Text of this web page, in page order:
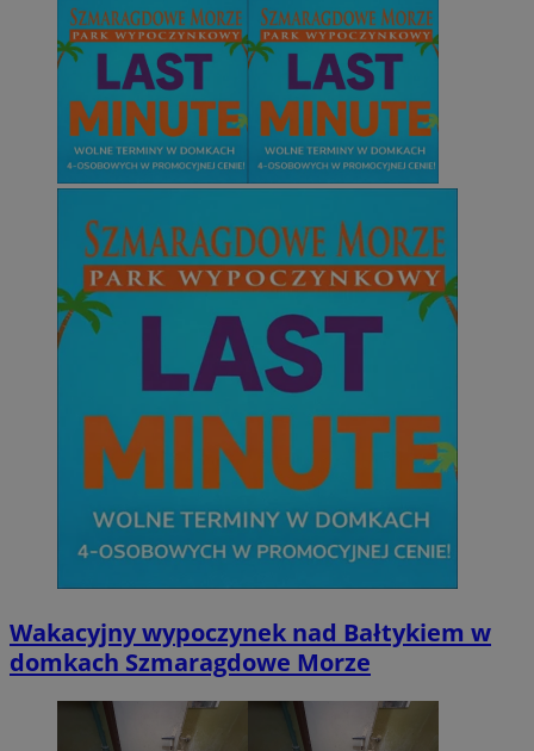
Wakacyjny wypoczynek nad Bałtykiem w
domkach Szmaragdowe Morze